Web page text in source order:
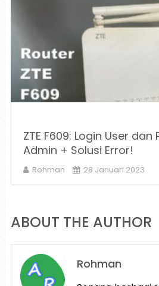
ZTE F609: Login User dan
Admin + Solusi Error!
Rohman 28 Januari 2023
ABOUT THE AUTHOR
Rohman